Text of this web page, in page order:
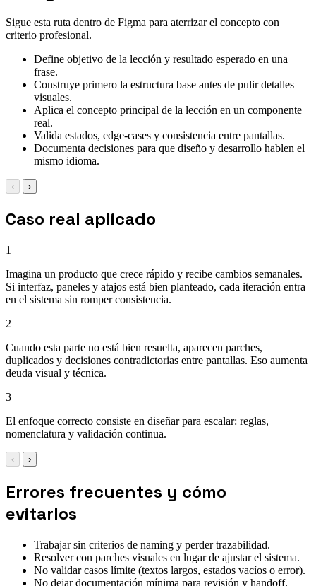
Sigue esta ruta dentro de Figma para aterrizar el concepto con
criterio profesional.
Define objetivo de la lección y resultado esperado en una
frase.
Construye primero la estructura base antes de pulir detalles
visuales.
Aplica el concepto principal de la lección en un componente
real.
Valida estados, edge-cases y consistencia entre pantallas.
Documenta decisiones para que diseño y desarrollo hablen el
mismo idioma.
‹ ›
Caso real aplicado
1
Imagina un producto que crece rápido y recibe cambios semanales.
Si interfaz, paneles y atajos está bien planteado, cada iteración entra
en el sistema sin romper consistencia.
2
Cuando esta parte no está bien resuelta, aparecen parches,
duplicados y decisiones contradictorias entre pantallas. Eso aumenta
deuda visual y técnica.
3
El enfoque correcto consiste en diseñar para escalar: reglas,
nomenclatura y validación continua.
‹ ›
Errores frecuentes y cómo
evitarlos
Trabajar sin criterios de naming y perder trazabilidad.
Resolver con parches visuales en lugar de ajustar el sistema.
No validar casos límite (textos largos, estados vacíos o error).
No dejar documentación mínima para revisión y handoff.